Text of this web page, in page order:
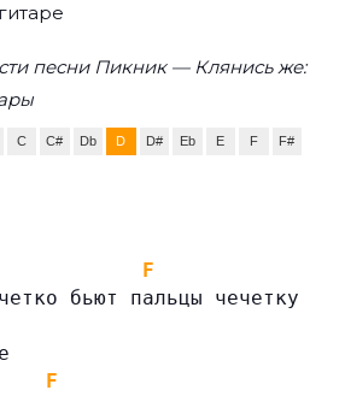
песни Пикник — Клянись же:
C C# Db D D# Eb E F F#
F
бьют пальцы чечетку
F